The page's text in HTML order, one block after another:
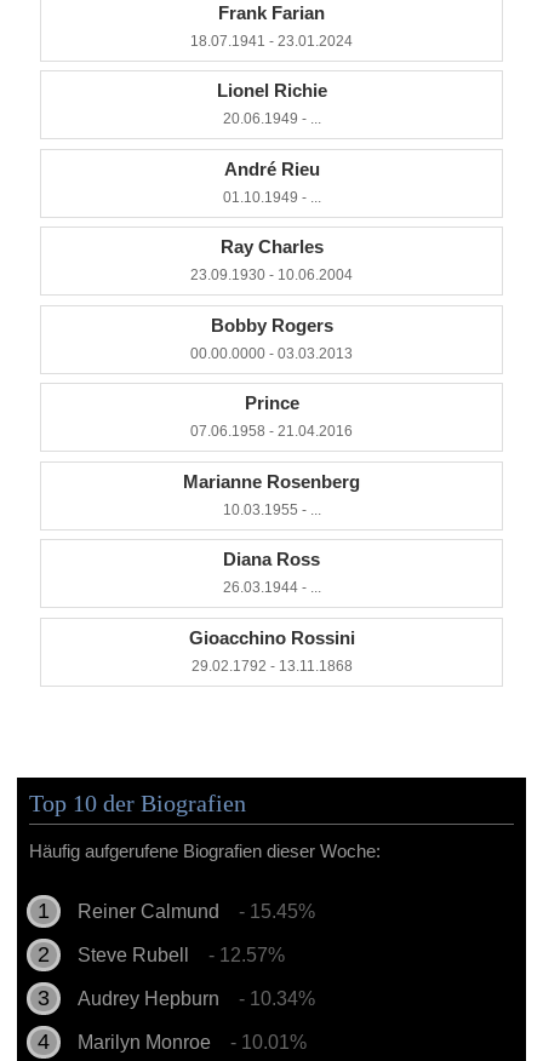
Frank Farian
18.07.1941 - 23.01.2024
Lionel Richie
20.06.1949 - ...
André Rieu
01.10.1949 - ...
Ray Charles
23.09.1930 - 10.06.2004
Bobby Rogers
00.00.0000 - 03.03.2013
Prince
07.06.1958 - 21.04.2016
Marianne Rosenberg
10.03.1955 - ...
Diana Ross
26.03.1944 - ...
Gioacchino Rossini
29.02.1792 - 13.11.1868
Top 10 der Biografien
Häufig aufgerufene Biografien dieser Woche:
Reiner Calmund - 15.45%
Steve Rubell - 12.57%
Audrey Hepburn - 10.34%
Marilyn Monroe - 10.01%